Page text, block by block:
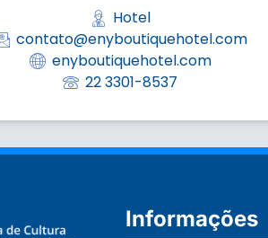
Hotel
contato@enyboutiquehotel.com
enyboutiquehotel.com
22 3301-8537
Informações